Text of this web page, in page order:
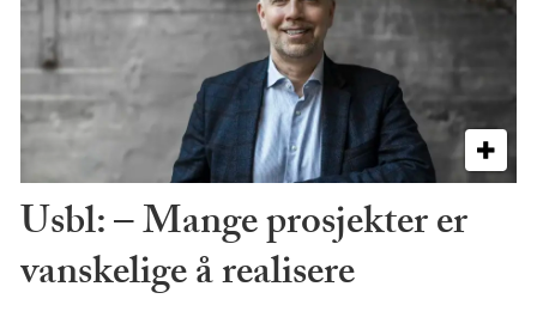
Usbl: – Mange prosjekter er
vanskelige å realisere